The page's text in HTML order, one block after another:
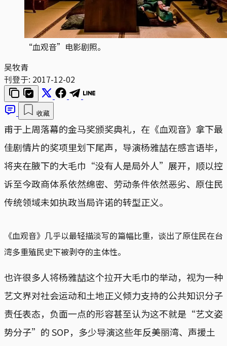
“血观音”电影剧照。
吴牧青
刊登于: 2017-12-02
收藏
甫于上周落幕的金马奖颁奖典礼，在《血观音》拿下最
佳剧情片的奖项里划下尾声，导演杨雅喆在感言语毕，
将夹在腋下的大毛巾“没有人是局外人”展开，顺以控
诉至今政商体系依然绵密、劳动条件依然恶劣、原住民
传统领域未如执政当局许诺的转型正义。
《血观音》几乎以最轻描淡写的篇幅比重，谈出了原住民在台
湾多重殖民史下被剥夺的主体性。
也许很多人将杨雅喆这个拉开大毛巾的举动，视为一种
艺文界对社会运动和土地正义倾力支持的公共知识分子
责任表态，负面一点的形容甚至认为这不就是“艺文姿
势分子”的 SOP，多少导演这些年反美丽湾、声援土